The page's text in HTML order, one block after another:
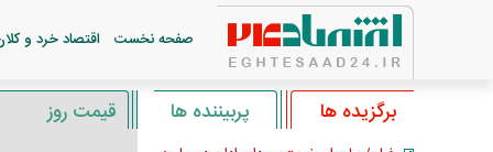
صفحه نخست اقتصاد خرد و
قیمت روز برگزیده ها پربیننده ها